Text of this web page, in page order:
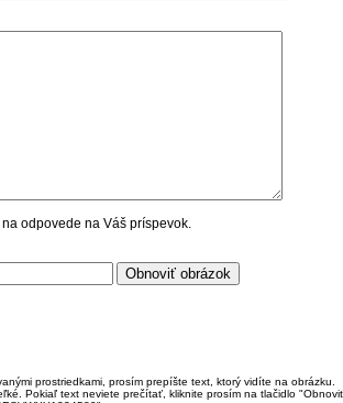
odpovede na Váš príspevok.
prostriedkami, prosím prepíšte text, ktorý vidíte na obrázku.
Pokiaľ text neviete prečítať, kliknite prosím na tlačidlo "Obnoviť